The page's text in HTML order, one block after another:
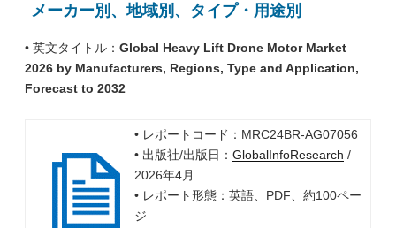
メーカー別、地域別、タイプ・用途別
• 英文タイトル： Global Heavy Lift Drone Motor Market
2026 by Manufacturers, Regions, Type and Application,
Forecast to 2032
• レポートコード：MRC24BR-AG07056
• 出版社/出版日： GlobalInfoResearch /
2026年4月
• レポート形態：英語、PDF、約100ペー
ジ